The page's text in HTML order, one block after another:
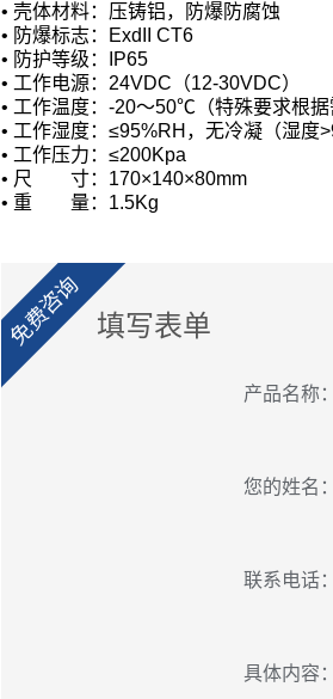
• 壳体材料：压铸铝，防爆防腐蚀
• 防爆标志：
ExdII CT6
• 防护等级：
IP65
• 工作电源： 24VDC （12-30VDC）
• 工作温度： -20～50℃ （特殊要求根据
• 工作湿度： ≤95%RH ，无冷凝（湿度
• 工作压力： ≤200Kpa
• 尺 寸： 170×140×80mm
• 重 量： 1.5Kg
免费咨询 填写表单
产品名称：
您的姓名：
联系电话：
具体内容：